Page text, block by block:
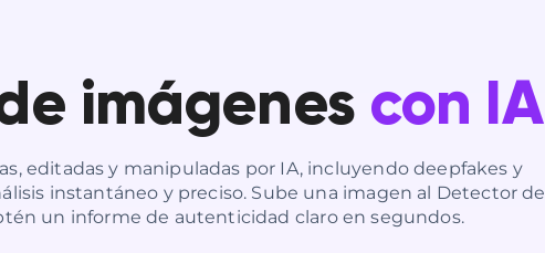
imágenes con IA
editadas y manipuladas por IA, incluyendo deepfakes y
instantáneo y preciso. Sube una imagen al Detector de
un informe de autenticidad claro en segundos.